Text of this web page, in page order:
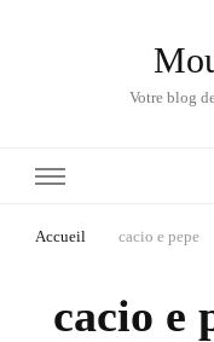
Votre blog
Accueil cacio e pepe
cacio e